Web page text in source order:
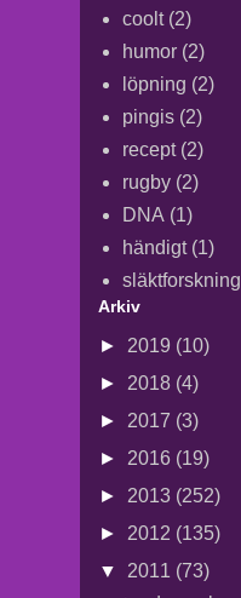
coolt (2)
humor (2)
löpning (2)
pingis (2)
recept (2)
rugby (2)
DNA (1)
händigt (1)
släktforskning
Arkiv
► 2019 (10)
► 2018 (4)
► 2017 (3)
► 2016 (19)
► 2013 (252)
► 2012 (135)
▼ 2011 (73)